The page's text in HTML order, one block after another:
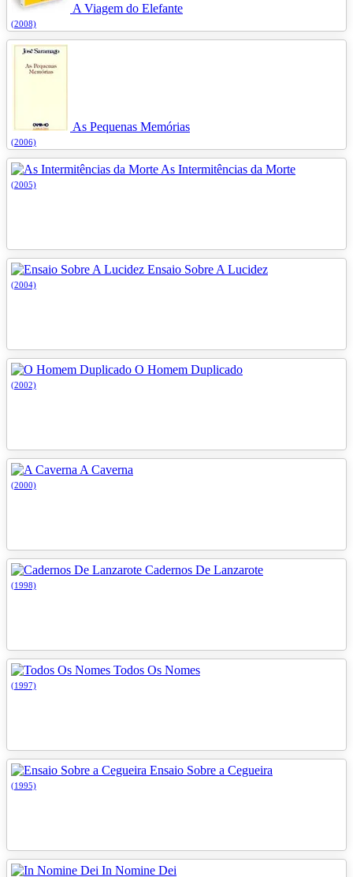
A Viagem do Elefante
(2008)
As Pequenas Memórias
(2006)
As Intermitências da Morte
(2005)
Ensaio Sobre A Lucidez
(2004)
O Homem Duplicado
(2002)
A Caverna
(2000)
Cadernos De Lanzarote
(1998)
Todos Os Nomes
(1997)
Ensaio Sobre a Cegueira
(1995)
In Nomine Dei